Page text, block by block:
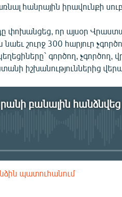
հանրային իրավունքի
փոխանցեց, որ այսօր
շուրջ 300 հարյուր
գործող,
իշխանություններից
պատուհանում